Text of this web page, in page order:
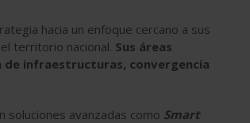
hacia un enfoque cercano a sus
territorio nacional. Sus áreas
de infraestructuras, convergencia
soluciones avanzadas como Smart